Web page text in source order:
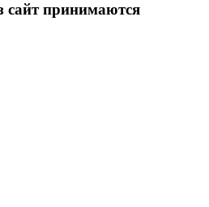
сайт принимаются